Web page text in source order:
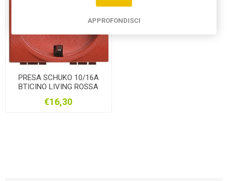
PRESA SCHUKO 10/16A
BTICINO LIVING ROSSA
€16,30
APPROFONDISCI